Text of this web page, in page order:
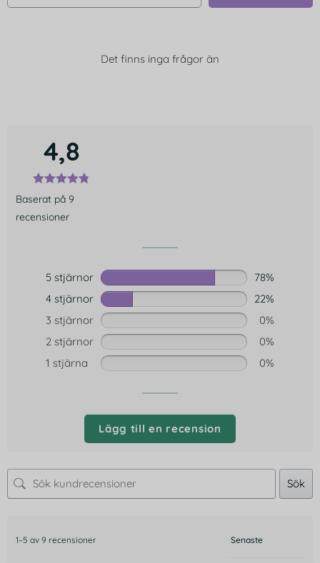
Det finns inga frågor än
4,8
Baserat på 9
recensioner
5 stjärnor
78%
4 stjärnor
22%
3 stjärnor
0%
2 stjärnor
0%
1 stjärna
0%
Lägg till en recension
Sök
1–5 av 9 recensioner